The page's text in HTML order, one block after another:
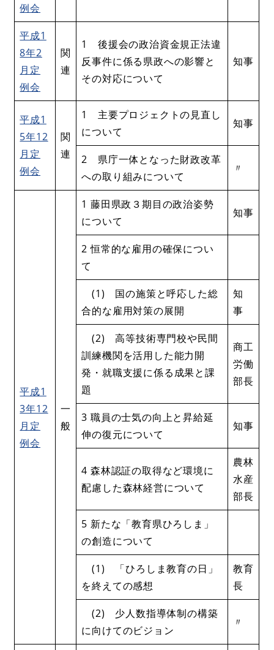
例会
平成1
8年2
月定
例会
関
連
1 後援会の政治資金規正法違
反事件に係る県政への影響と
その対応について
知事
平成1
5年12
月定
例会
関
連
1 主要プロジェクトの見直し
について
知事
2 県庁一体となった財政改革
への取り組みについて
〃
平成1
3年12
月定
例会
一
般
1 藤田県政３期目の政治姿勢
について
知事
2 恒常的な雇用の確保につい
て
(1) 国の施策と呼応した総
合的な雇用対策の展開
知
事
(2) 高等技術専門校や民間
訓練機関を活用した能力開
発・就職支援に係る成果と課
題
商工
労働
部長
3 職員の士気の向上と昇給延
伸の復元について
知事
4 森林認証の取得など環境に
配慮した森林経営について
農林
水産
部長
5 新たな「教育県ひろしま」
の創造について
(1) 「ひろしま教育の日」
を終えての感想
教育
長
(2) 少人数指導体制の構築
に向けてのビジョン
〃